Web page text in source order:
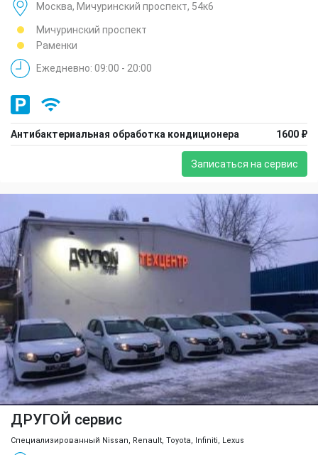
Москва, Мичуринский проспект, 54к6
Мичуринский проспект
Раменки
Ежедневно: 09:00 - 20:00
Антибактериальная обработка кондиционера 1600 ₽
Записаться на сервис
ДРУГОЙ сервис
Специализированный Nissan, Renault, Toyota, Infiniti, Lexus